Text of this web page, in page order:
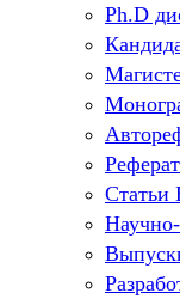
Ph.D
Научно-